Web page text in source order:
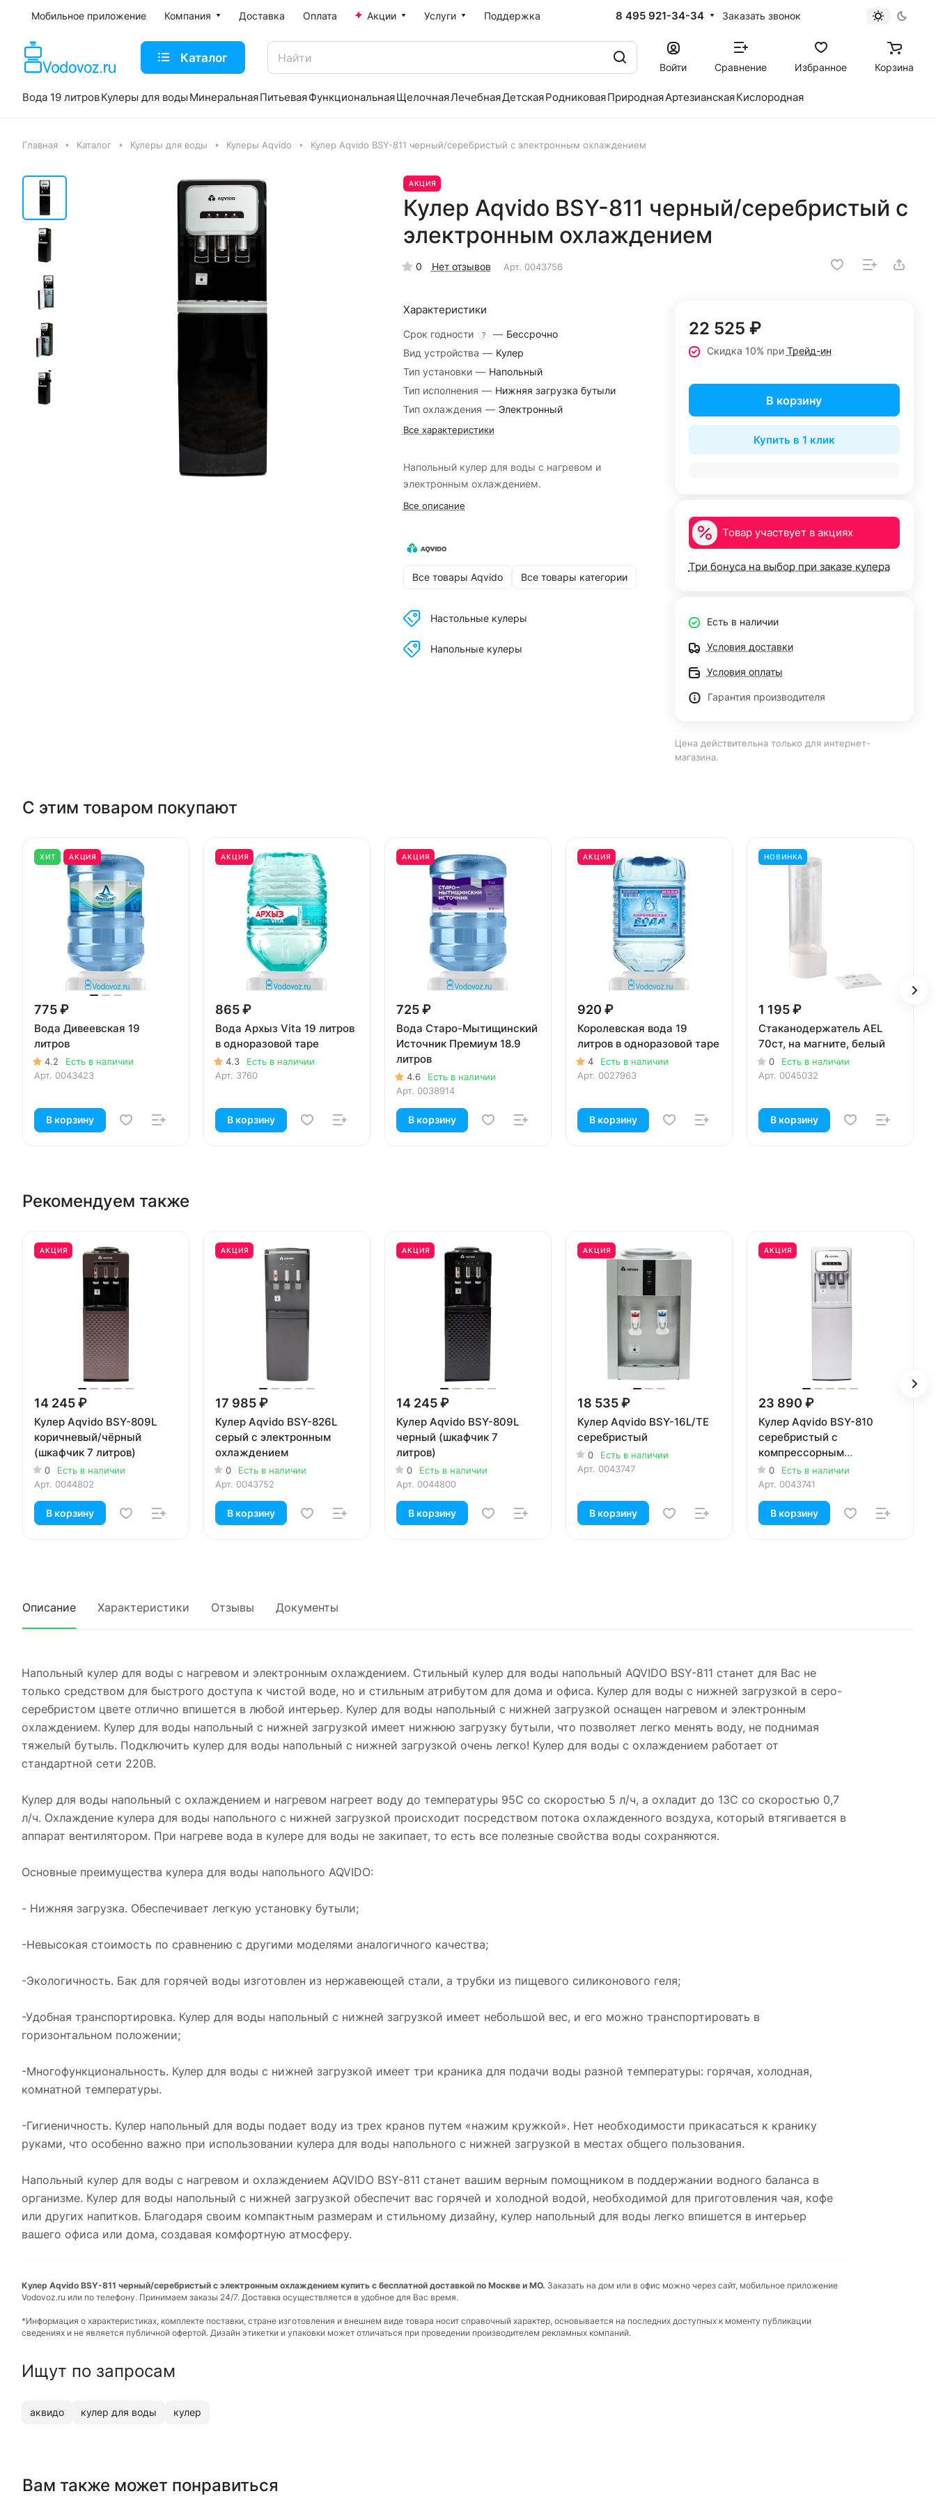
Мобильное приложение Компания Доставка Оплата Акции Услуги Поддержка 8 495 921-34-34 Заказать звонок
Каталог
Войти Сравнение Избранное Корзина
Вода 19 литровКулеры для воды МинеральнаяПитьеваяФункциональнаяЩелочнаяЛечебнаяДетскаяРодниковаяПрироднаяАртезианскаяКислородная
Главная Каталог Кулеры для воды Кулеры Aqvido Кулер Aqvido BSY-811 черный/серебристый с электронным охлаждением
АКЦИЯ
Кулер Aqvido BSY-811 черный/серебристый с
электронным охлаждением
0 Нет отзывов Арт. 0043756
Характеристики
Срок годности ? — Бессрочно
Вид устройства — Кулер
Тип установки — Напольный
Тип исполнения — Нижняя загрузка бутыли
Тип охлаждения — Электронный
Все характеристики
Напольный кулер для воды с нагревом и
электронным охлаждением.
Все описание
Все товары Aqvido Все товары категории
Настольные кулеры
Напольные кулеры
22 525 ₽
Скидка 10% при Трейд-ин
В корзину
Купить в 1 клик
Товар участвует в акциях
Три бонуса на выбор при заказе кулера
Есть в наличии
Условия доставки
Условия оплаты
Гарантия производителя
Цена действительна только для интернет-
магазина.
С этим товаром покупают
ХИТ АКЦИЯ
775 ₽
Вода Дивеевская 19
литров
4.2
Есть в наличии
Арт. 0043423
В корзину
АКЦИЯ
865 ₽
Вода Архыз Vita 19 литров
в одноразовой таре
4.3
Есть в наличии
Арт. 3760
В корзину
АКЦИЯ
725 ₽
Вода Старо-Мытищинский
Источник Премиум 18.9
литров
4.6
Есть в наличии
Арт. 0038914
В корзину
АКЦИЯ
920 ₽
Королевская вода 19
литров в одноразовой таре
4
Есть в наличии
Арт. 0027963
В корзину
НОВИНКА
1 195 ₽
Стаканодержатель AEL
70ст, на магните, белый
0
Есть в наличии
Арт. 0045032
В корзину
Рекомендуем также
АКЦИЯ
14 245 ₽
Кулер Aqvido BSY-809L
коричневый/чёрный
(шкафчик 7 литров)
0
Есть в наличии
Арт. 0044802
В корзину
АКЦИЯ
17 985 ₽
Кулер Aqvido BSY-826L
серый с электронным
охлаждением
0
Есть в наличии
Арт. 0043752
В корзину
АКЦИЯ
14 245 ₽
Кулер Aqvido BSY-809L
черный (шкафчик 7
литров)
0
Есть в наличии
Арт. 0044800
В корзину
АКЦИЯ
18 535 ₽
Кулер Aqvido BSY-16L/TE
серебристый
0
Есть в наличии
Арт. 0043747
В корзину
АКЦИЯ
23 890 ₽
Кулер Aqvido BSY-810
серебристый с
компрессорным
охлаждением
0
Есть в наличии
Арт. 0043741
В корзину
Описание Характеристики Отзывы Документы
Напольный кулер для воды с нагревом и электронным охлаждением. Стильный кулер для воды напольный AQVIDO BSY-811 станет для Вас не
только средством для быстрого доступа к чистой воде, но и стильным атрибутом для дома и офиса. Кулер для воды с нижней загрузкой в серо-
серебристом цвете отлично впишется в любой интерьер. Кулер для воды напольный с нижней загрузкой оснащен нагревом и электронным
охлаждением. Кулер для воды напольный с нижней загрузкой имеет нижнюю загрузку бутыли, что позволяет легко менять воду, не поднимая
тяжелый бутыль. Подключить кулер для воды напольный с нижней загрузкой очень легко! Кулер для воды с охлаждением работает от
стандартной сети 220В.
Кулер для воды напольный с охлаждением и нагревом нагреет воду до температуры 95С со скоростью 5 л/ч, а охладит до 13С со скоростью 0,7
л/ч. Охлаждение кулера для воды напольного с нижней загрузкой происходит посредством потока охлажденного воздуха, который втягивается в
аппарат вентилятором. При нагреве вода в кулере для воды не закипает, то есть все полезные свойства воды сохраняются.
Основные преимущества кулера для воды напольного AQVIDO:
- Нижняя загрузка. Обеспечивает легкую установку бутыли;
-Невысокая стоимость по сравнению с другими моделями аналогичного качества;
-Экологичность. Бак для горячей воды изготовлен из нержавеющей стали, а трубки из пищевого силиконового геля;
-Удобная транспортировка. Кулер для воды напольный с нижней загрузкой имеет небольшой вес, и его можно транспортировать в
горизонтальном положении;
-Многофункциональность. Кулер для воды с нижней загрузкой имеет три краника для подачи воды разной температуры: горячая, холодная,
комнатной температуры.
-Гигиеничность. Кулер напольный для воды подает воду из трех кранов путем «нажим кружкой». Нет необходимости прикасаться к кранику
руками, что особенно важно при использовании кулера для воды напольного с нижней загрузкой в местах общего пользования.
Напольный кулер для воды с нагревом и охлаждением AQVIDO BSY-811 станет вашим верным помощником в поддержании водного баланса в
организме. Кулер для воды напольный с нижней загрузкой обеспечит вас горячей и холодной водой, необходимой для приготовления чая, кофе
или других напитков. Благодаря своим компактным размерам и стильному дизайну, кулер напольный для воды легко впишется в интерьер
вашего офиса или дома, создавая комфортную атмосферу.
Кулер Aqvido BSY-811 черный/серебристый с электронным охлаждением купить с бесплатной доставкой по Москве и МО. Заказать на дом или в офис можно через сайт, мобильное приложение
Vodovoz.ru или по телефону. Принимаем заказы 24/7. Доставка осуществляется в удобное для Вас время.
*Информация о характеристиках, комплекте поставки, стране изготовления и внешнем виде товара носит справочный характер, основывается на последних доступных к моменту публикации
сведениях и не является публичной офертой. Дизайн этикетки и упаковки может отличаться при проведении производителем рекламных компаний.
Ищут по запросам
аквидо кулер для воды кулер
Вам также может понравиться